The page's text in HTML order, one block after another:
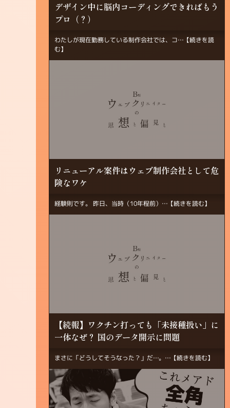
デザイン中に脳内コーディングできればもう
プロ（？）
わたしが現在勤務している制作会社では、コ… 【続きを読
む】
リニューアル案件はウェブ制作会社として危
険なワケ
経験則です。 昨日、当時（10年程前）…【続きを読む】
【続報】ワクチン打っても「未接種扱い」に
一体なぜ？ 国のデータ開示に問題
まさに「どうしてそうなった？」だ…。…【続きを読む】